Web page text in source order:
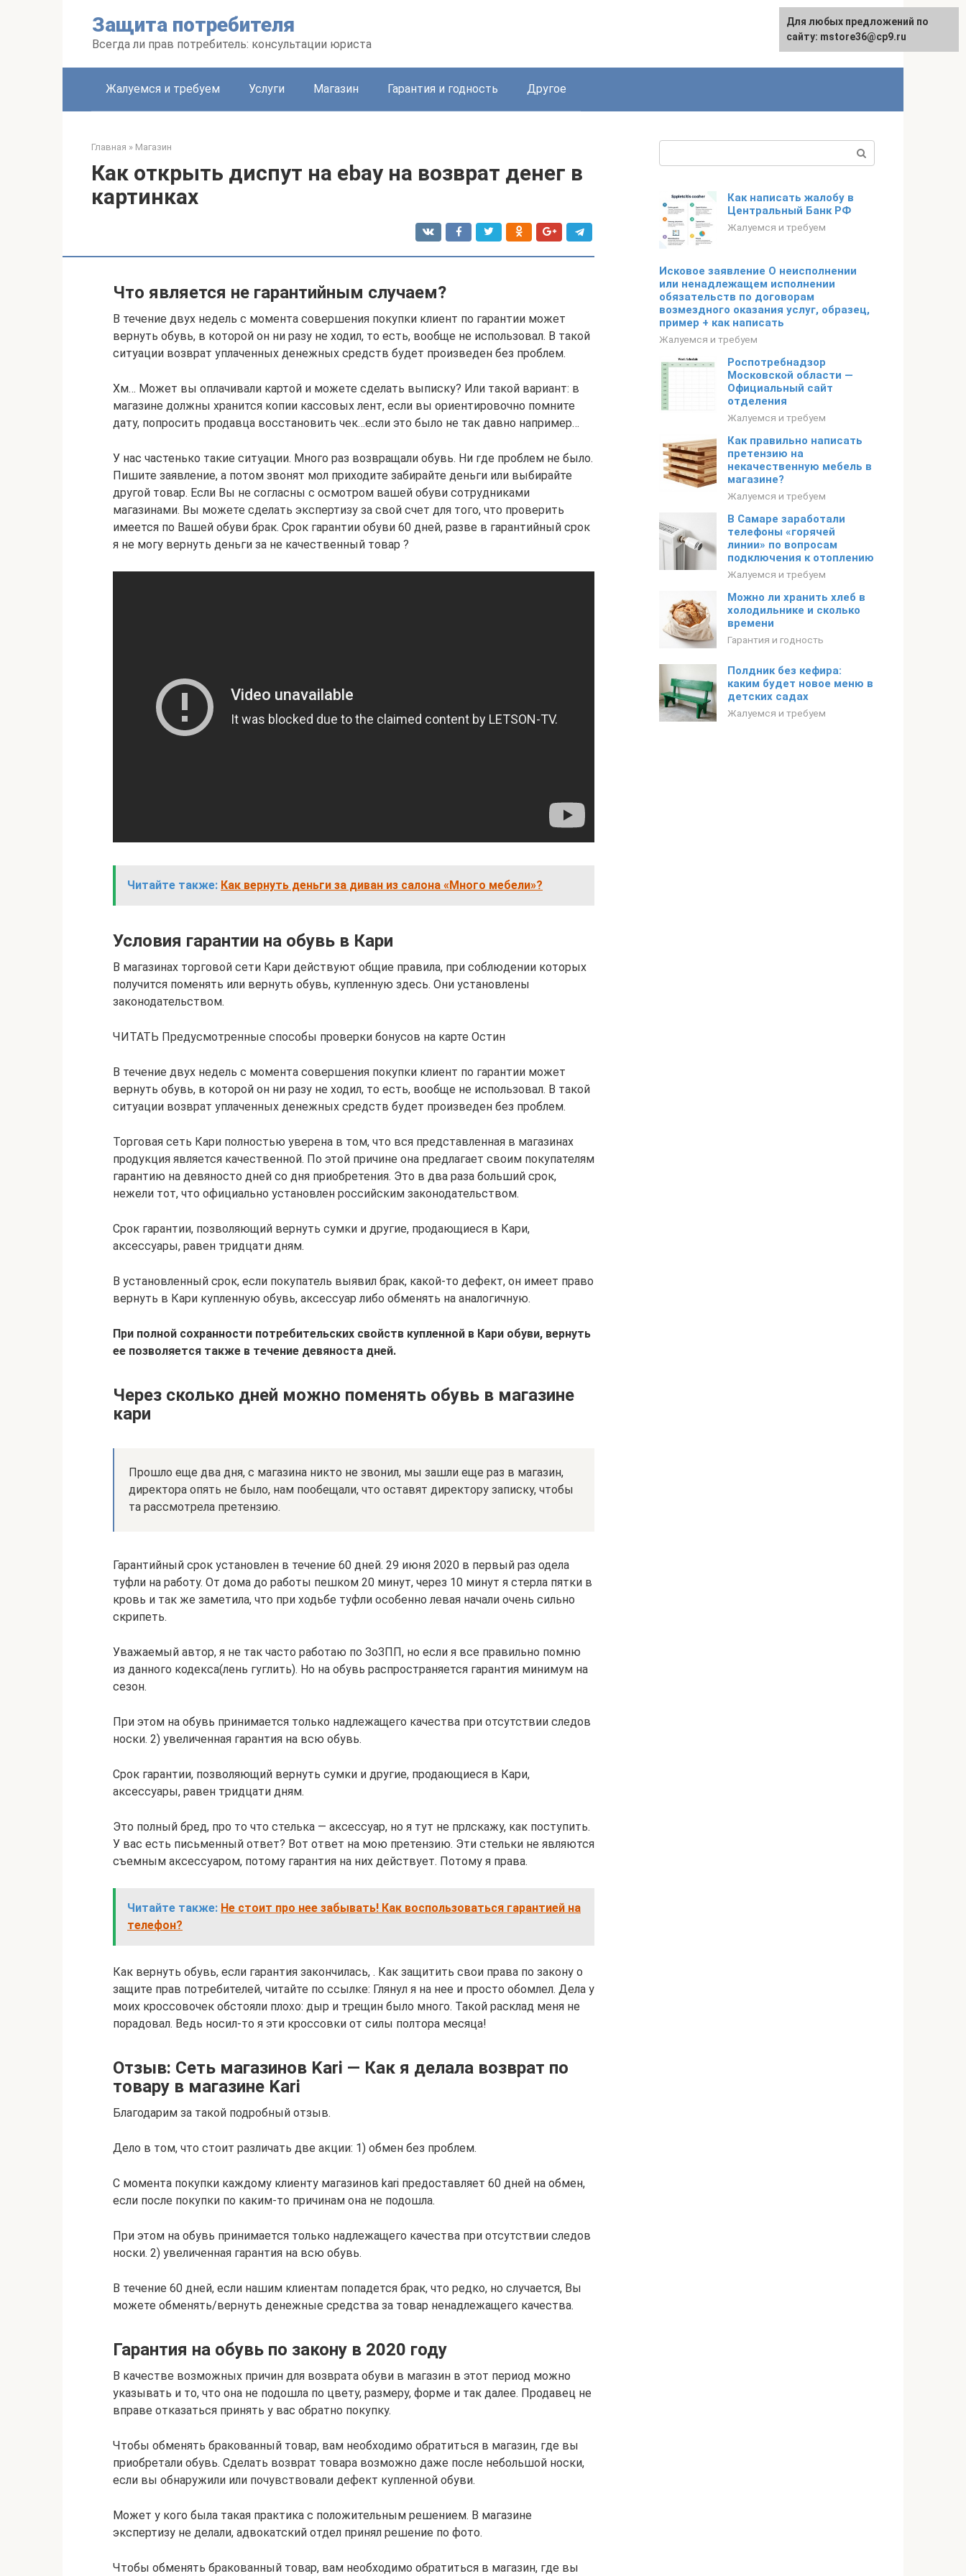
Защита потребителя
Всегда ли прав потребитель: консультации юриста
Жалуемся и требуем Услуги Магазин Гарантия и годность Другое
Главная » Магазин
Как открыть диспут на ebay на возврат денег в
картинках
Что является не гарантийным случаем?
В течение двух недель с момента совершения покупки клиент по гарантии может
вернуть обувь, в которой он ни разу не ходил, то есть, вообще не использовал. В такой
ситуации возврат уплаченных денежных средств будет произведен без проблем.
Хм… Может вы оплачивали картой и можете сделать выписку? Или такой вариант: в
магазине должны хранится копии кассовых лент, если вы ориентировочно помните
дату, попросить продавца восстановить чек…если это было не так давно например…
У нас частенько такие ситуации. Много раз возвращали обувь. Ни где проблем не было.
Пишите заявление, а потом звонят мол приходите забирайте деньги или выбирайте
другой товар. Если Вы не согласны с осмотром вашей обуви сотрудниками
магазинами. Вы можете сделать экспертизу за свой счет для того, что проверить
имеется по Вашей обуви брак. Срок гарантии обуви 60 дней, разве в гарантийный срок
я не могу вернуть деньги за не качественный товар ?
Читайте также: Как вернуть деньги за диван из салона «Много мебели»?
Условия гарантии на обувь в Кари
В магазинах торговой сети Кари действуют общие правила, при соблюдении которых
получится поменять или вернуть обувь, купленную здесь. Они установлены
законодательством.
ЧИТАТЬ Предусмотренные способы проверки бонусов на карте Остин
В течение двух недель с момента совершения покупки клиент по гарантии может
вернуть обувь, в которой он ни разу не ходил, то есть, вообще не использовал. В такой
ситуации возврат уплаченных денежных средств будет произведен без проблем.
Торговая сеть Кари полностью уверена в том, что вся представленная в магазинах
продукция является качественной. По этой причине она предлагает своим покупателям
гарантию на девяносто дней со дня приобретения. Это в два раза больший срок,
нежели тот, что официально установлен российским законодательством.
Срок гарантии, позволяющий вернуть сумки и другие, продающиеся в Кари,
аксессуары, равен тридцати дням.
В установленный срок, если покупатель выявил брак, какой-то дефект, он имеет право
вернуть в Кари купленную обувь, аксессуар либо обменять на аналогичную.
При полной сохранности потребительских свойств купленной в Кари обуви, вернуть
ее позволяется также в течение девяноста дней.
Через сколько дней можно поменять обувь в магазине
кари
Прошло еще два дня, с магазина никто не звонил, мы зашли еще раз в магазин,
директора опять не было, нам пообещали, что оставят директору записку, чтобы
та рассмотрела претензию.
Гарантийный срок установлен в течение 60 дней. 29 июня 2020 в первый раз одела
туфли на работу. От дома до работы пешком 20 минут, через 10 минут я стерла пятки в
кровь и так же заметила, что при ходьбе туфли особенно левая начали очень сильно
скрипеть.
Уважаемый автор, я не так часто работаю по ЗоЗПП, но если я все правильно помню
из данного кодекса(лень гуглить). Но на обувь распространяется гарантия минимум на
сезон.
При этом на обувь принимается только надлежащего качества при отсутствии следов
носки. 2) увеличенная гарантия на всю обувь.
Срок гарантии, позволяющий вернуть сумки и другие, продающиеся в Кари,
аксессуары, равен тридцати дням.
Это полный бред, про то что стелька — аксессуар, но я тут не прлскажу, как поступить.
У вас есть письменный ответ? Вот ответ на мою претензию. Эти стельки не являются
съемным аксессуаром, потому гарантия на них действует. Потому я права.
Читайте также: Не стоит про нее забывать! Как воспользоваться гарантией на
телефон?
Как вернуть обувь, если гарантия закончилась, . Как защитить свои права по закону о
защите прав потребителей, читайте по ссылке: Глянул я на нее и просто обомлел. Дела у
моих кроссовочек обстояли плохо: дыр и трещин было много. Такой расклад меня не
порадовал. Ведь носил-то я эти кроссовки от силы полтора месяца!
Отзыв: Сеть магазинов Kari — Как я делала возврат по
товару в магазине Kari
Благодарим за такой подробный отзыв.
Дело в том, что стоит различать две акции: 1) обмен без проблем.
С момента покупки каждому клиенту магазинов kari предоставляет 60 дней на обмен,
если после покупки по каким-то причинам она не подошла.
При этом на обувь принимается только надлежащего качества при отсутствии следов
носки. 2) увеличенная гарантия на всю обувь.
В течение 60 дней, если нашим клиентам попадется брак, что редко, но случается, Вы
можете обменять/вернуть денежные средства за товар ненадлежащего качества.
Гарантия на обувь по закону в 2020 году
В качестве возможных причин для возврата обуви в магазин в этот период можно
указывать и то, что она не подошла по цвету, размеру, форме и так далее. Продавец не
вправе отказаться принять у вас обратно покупку.
Чтобы обменять бракованный товар, вам необходимо обратиться в магазин, где вы
приобретали обувь. Сделать возврат товара возможно даже после небольшой носки,
если вы обнаружили или почувствовали дефект купленной обуви.
Может у кого была такая практика с положительным решением. В магазине
экспертизу не делали, адвокатский отдел принял решение по фото.
Чтобы обменять бракованный товар, вам необходимо обратиться в магазин, где вы
Как написать жалобу в
Центральный Банк РФ
Жалуемся и требуем
Исковое заявление О неисполнении
или ненадлежащем исполнении
обязательств по договорам
возмездного оказания услуг, образец,
пример + как написать
Жалуемся и требуем
Роспотребнадзор
Московской области —
Официальный сайт
отделения
Жалуемся и требуем
Как правильно написать
претензию на
некачественную мебель в
магазине?
Жалуемся и требуем
В Самаре заработали
телефоны «горячей
линии» по вопросам
подключения к отоплению
Жалуемся и требуем
Можно ли хранить хлеб в
холодильнике и сколько
времени
Гарантия и годность
Полдник без кефира:
каким будет новое меню в
детских садах
Жалуемся и требуем
Для любых предложений по
сайту: mstore36@cp9.ru